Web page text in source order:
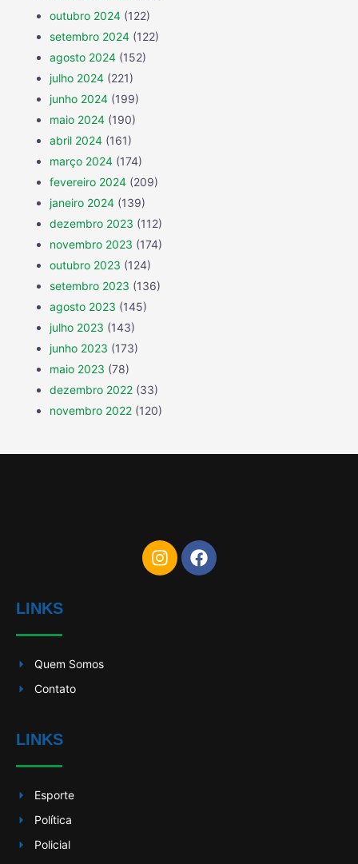
outubro 2024 (122)
setembro 2024 (122)
agosto 2024 (152)
julho 2024 (221)
junho 2024 (199)
maio 2024 (190)
abril 2024 (161)
março 2024 (174)
fevereiro 2024 (209)
janeiro 2024 (139)
dezembro 2023 (112)
novembro 2023 (174)
outubro 2023 (124)
setembro 2023 (136)
agosto 2023 (145)
julho 2023 (143)
junho 2023 (173)
maio 2023 (78)
dezembro 2022 (33)
novembro 2022 (120)
LINKS
Quem Somos
Contato
LINKS
Esporte
Política
Policial